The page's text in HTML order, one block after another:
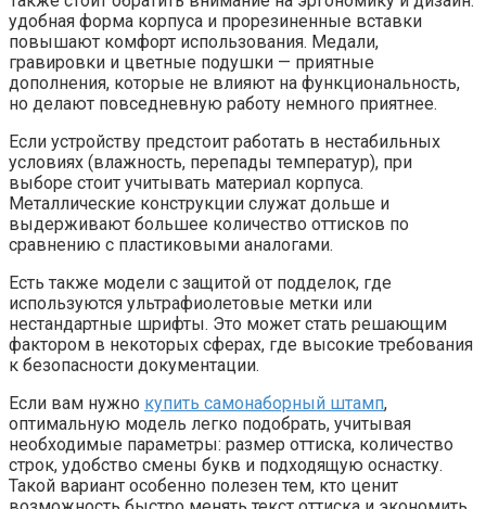
удобная форма корпуса и прорезиненные вставки
повышают комфорт использования. Медали,
гравировки и цветные подушки — приятные
дополнения, которые не влияют на функциональность,
но делают повседневную работу немного приятнее.
Если устройству предстоит работать в нестабильных
условиях (влажность, перепады температур), при
выборе стоит учитывать материал корпуса.
Металлические конструкции служат дольше и
выдерживают большее количество оттисков по
сравнению с пластиковыми аналогами.
Есть также модели с защитой от подделок, где
используются ультрафиолетовые метки или
нестандартные шрифты. Это может стать решающим
фактором в некоторых сферах, где высокие требования
к безопасности документации.
Если вам нужно купить самонаборный штамп,
оптимальную модель легко подобрать, учитывая
необходимые параметры: размер оттиска, количество
строк, удобство смены букв и подходящую оснастку.
Такой вариант особенно полезен тем, кто ценит